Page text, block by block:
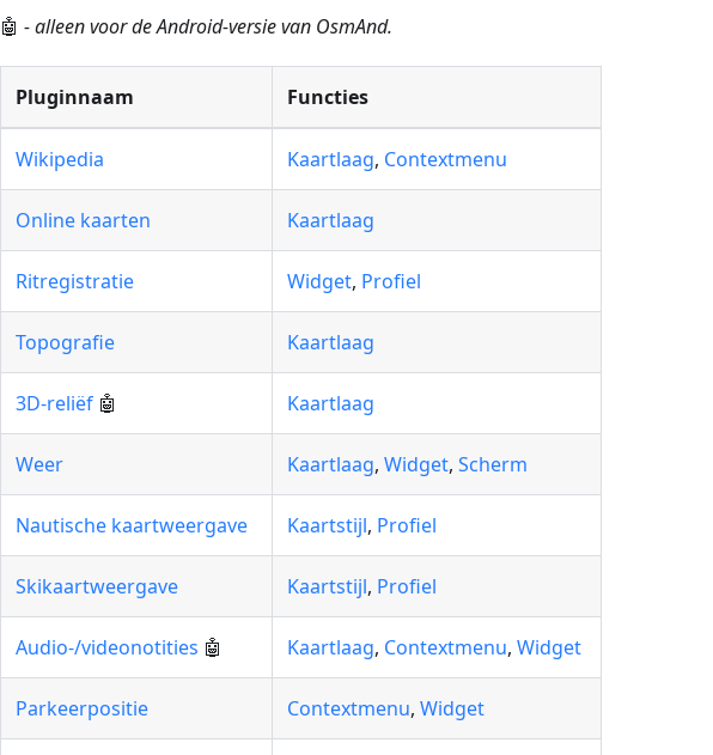
🤖 - alleen voor de Android-versie van OsmAnd.
Pluginnaam Functies
Wikipedia Kaartlaag, Contextmenu
Online kaarten Kaartlaag
Ritregistratie Widget, Profiel
Topografie Kaartlaag
3D-reliëf 🤖 Kaartlaag
Weer Kaartlaag, Widget, Scherm
Nautische kaartweergave Kaartstijl, Profiel
Skikaartweergave Kaartstijl, Profiel
Audio-/videonotities 🤖 Kaartlaag, Contextmenu, Widget
Parkeerpositie Contextmenu, Widget